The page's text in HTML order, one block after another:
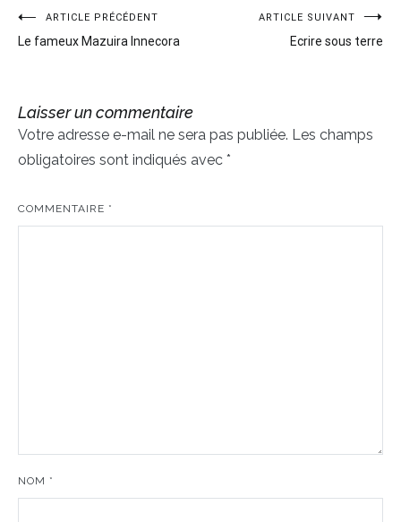
Navigation
ARTICLE PRÉCÉDENT
Le fameux Mazuira Innecora
ARTICLE SUIVANT
Ecrire sous terre
Laisser un commentaire
Votre adresse e-mail ne sera pas publiée. Les champs
obligatoires sont indiqués avec *
COMMENTAIRE *
NOM *